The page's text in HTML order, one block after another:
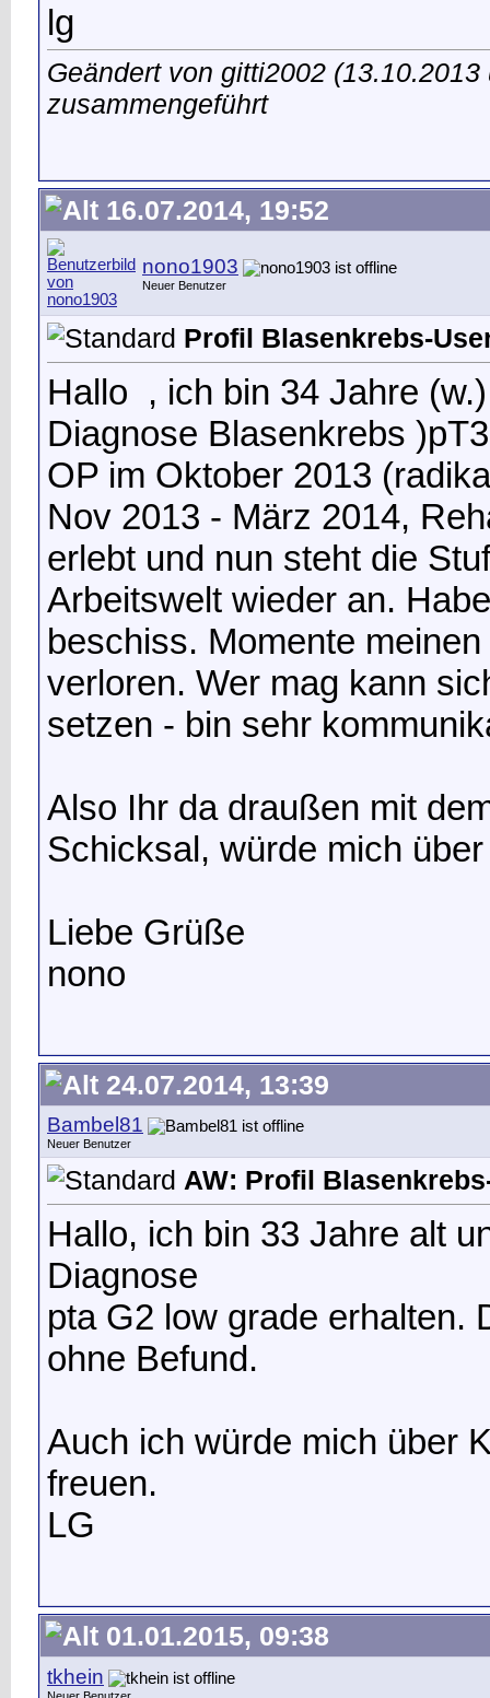
lg
Geändert von gitti2002
zusammengeführt
16.07.2014, 19:52
nono1903
Neuer Benutzer
Profil Blasenkrebs-
Hallo , ich bin 34 Jahre
Diagnose Blasenkrebs
OP im Oktober 2013
Nov 2013 - März 2014,
erlebt und nun steht die
Arbeitswelt wieder an.
beschiss. Momente
verloren. Wer mag kann
setzen - bin sehr
Also Ihr da draußen mit
Schicksal, würde mich
Liebe Grüße
nono
24.07.2014, 13:39
Bambel81
Neuer Benutzer
AW: Profil
Hallo, ich bin 33 Jahre alt
Diagnose
pta G2 low grade erhalten.
ohne Befund.
Auch ich würde mich über
freuen.
LG
01.01.2015, 09:38
tkhein